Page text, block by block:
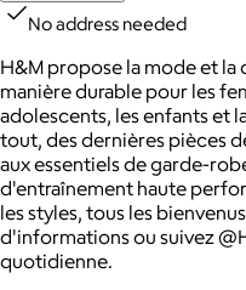
No address needed
H&M propose la mode et
manière durable pour les
adolescents, les enfants et
tout, des dernières pièces
aux essentiels de garde-
d'entraînement haute
les styles, tous les
d'informations ou suivez
quotidienne.